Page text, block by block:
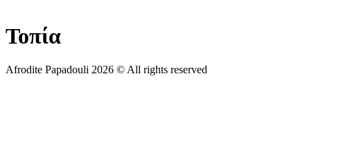
Τοπία
Afrodite Papadouli 2026 © All rights reserved